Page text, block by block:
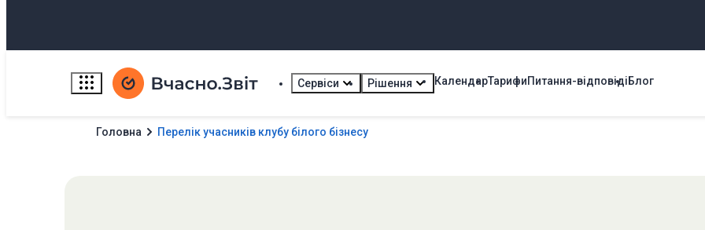
Сервіси Рішення КалендарТарифиПитання-відповіді Блог
Головна Перелік учасників клубу білого бізнесу